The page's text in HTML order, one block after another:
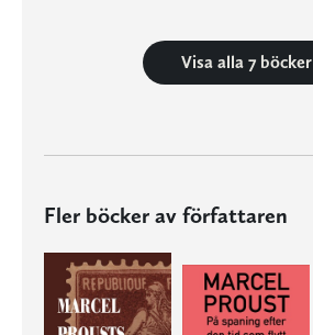
Visa alla 7 böcker
Fler böcker av författaren